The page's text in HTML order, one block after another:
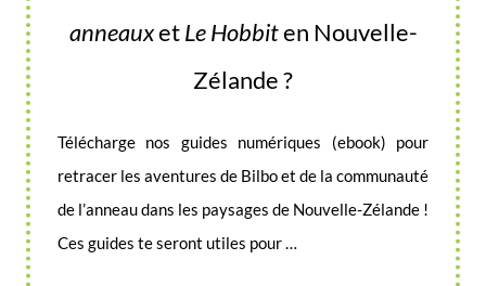
anneauxetLe Hobbiten Nouvelle-
Zélande ?
Télécharge nos guides numériques (ebook) pour
retracer les aventures de Bilbo et de la communauté
de l’anneau dans les paysages de Nouvelle-Zélande !
Ces guides te seront utiles pour …